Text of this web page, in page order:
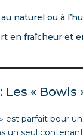
naturel ou à
en fraîcheur et
Les « Bowls
est parfait pour
un seul